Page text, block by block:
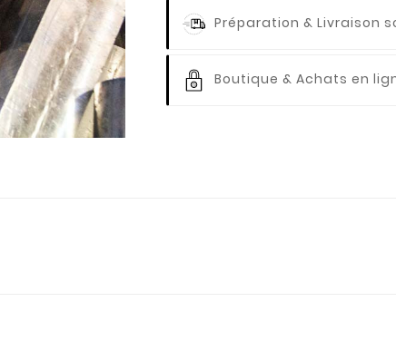
Préparation & Livraison
Boutique & Achats en